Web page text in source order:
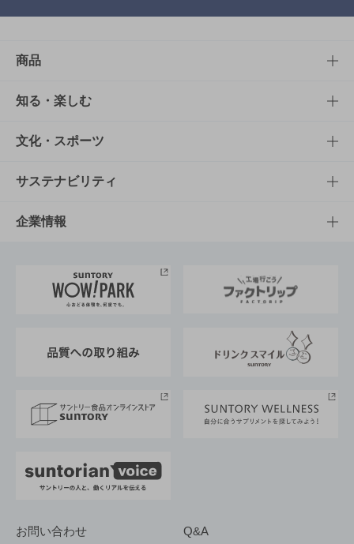
商品
商品TOP
商品一覧
商品発売情報
栄養成分一覧
知る・楽しむ
知る・楽しむTOP
キャンペーン
工場見学
地域情報
文化・スポーツ
文化・スポーツTOP
サントリーホール
サントリーサンバーズ大阪
サステナビリティ
サステナビリティTOP
サントリーが考えるサステナビリティ経営
企業情報
企業概要
採用情報
お問い合わせ Q&A